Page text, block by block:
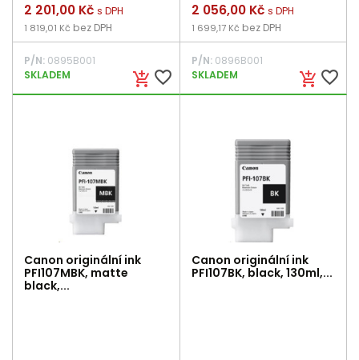
add_shopping_cart favorite_border
Cena
2 201,00 Kč s DPH
1 819,01 Kč bez DPH
P/N: 0895B001
SKLADEM
add_shopping_cart favorite_border
Cena
2 056,00 Kč s DPH
1 699,17 Kč bez DPH
P/N:0896B001
SKLADEM
Canon originální ink
PFI107MBK, matte
black,...
Canon originální ink
PFI107BK, black, 130ml,...